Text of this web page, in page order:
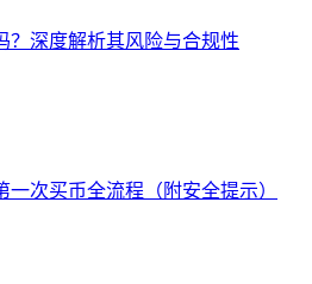
？深度解析其风险与合规性
一次买币全流程（附安全提示）